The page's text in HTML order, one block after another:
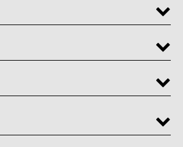
av marmor nedan!